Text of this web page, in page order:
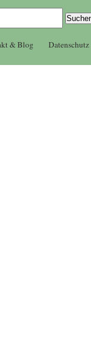
& Blog Datenschutz